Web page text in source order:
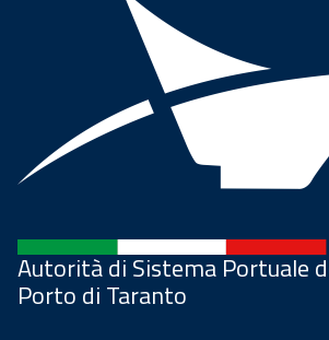
Autorità di Sistema Portuale
Porto di Taranto